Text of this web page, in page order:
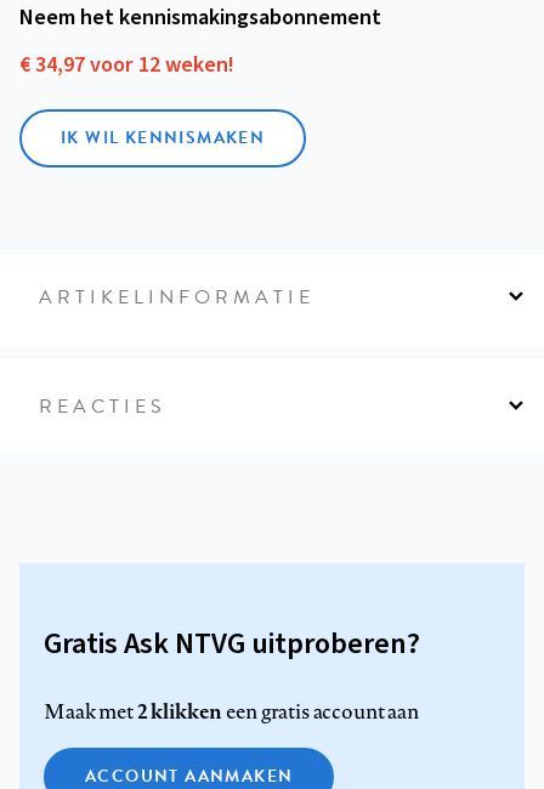
Neem het kennismakings­abonnement
€ 34,97 voor 12 weken!
IK WIL KENNISMAKEN
ARTIKELINFORMATIE
REACTIES
Gratis Ask NTVG uitproberen?
Maak met2 klikkeneen gratis account aan
ACCOUNT AANMAKEN